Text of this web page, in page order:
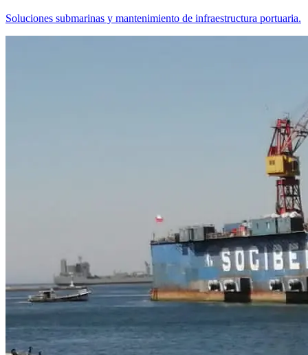
Soluciones submarinas y mantenimiento de infraestructura portuaria.